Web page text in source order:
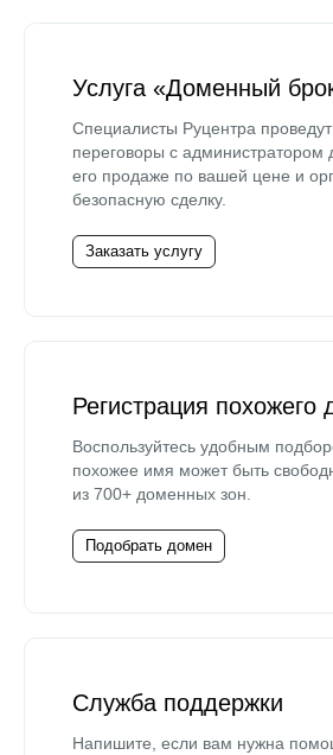
Услуга «Доменный
Специалисты Руцентра проведут
переговоры с администратором
его продаже по вашей цене и
безопасную сделку.
Заказать услугу
Регистрация похожего
Воспользуйтесь удобным
похожее имя может быть
из 700+ доменных зон.
Подобрать домен
Служба поддержки
Напишите, если вам нужна